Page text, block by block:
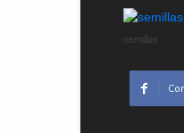
semillas